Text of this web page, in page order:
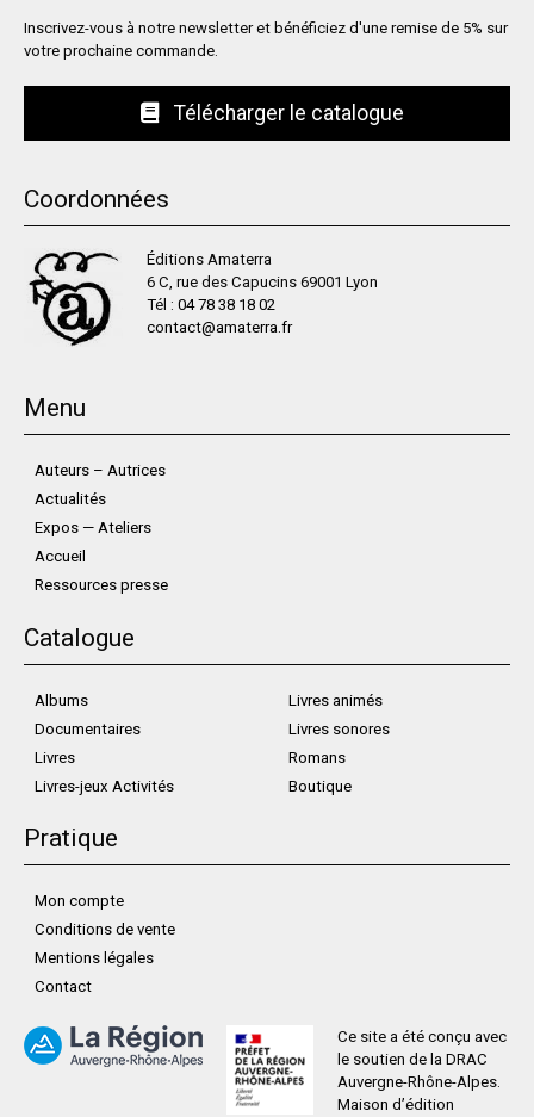
Inscrivez-vous à notre newsletter et bénéficiez d'une remise de 5% sur
votre prochaine commande.
Télécharger le catalogue
Coordonnées
Éditions Amaterra
6 C, rue des Capucins 69001 Lyon
Tél : 04 78 38 18 02
contact@amaterra.fr
Menu
Auteurs – Autrices
Actualités
Expos — Ateliers
Accueil
Ressources presse
Catalogue
Albums
Documentaires
Livres
Livres-jeux Activités
Livres animés
Livres sonores
Romans
Boutique
Pratique
Mon compte
Conditions de vente
Mentions légales
Contact
Ce site a été conçu avec
le soutien de la DRAC
Auvergne-Rhône-Alpes.
Maison d’édition